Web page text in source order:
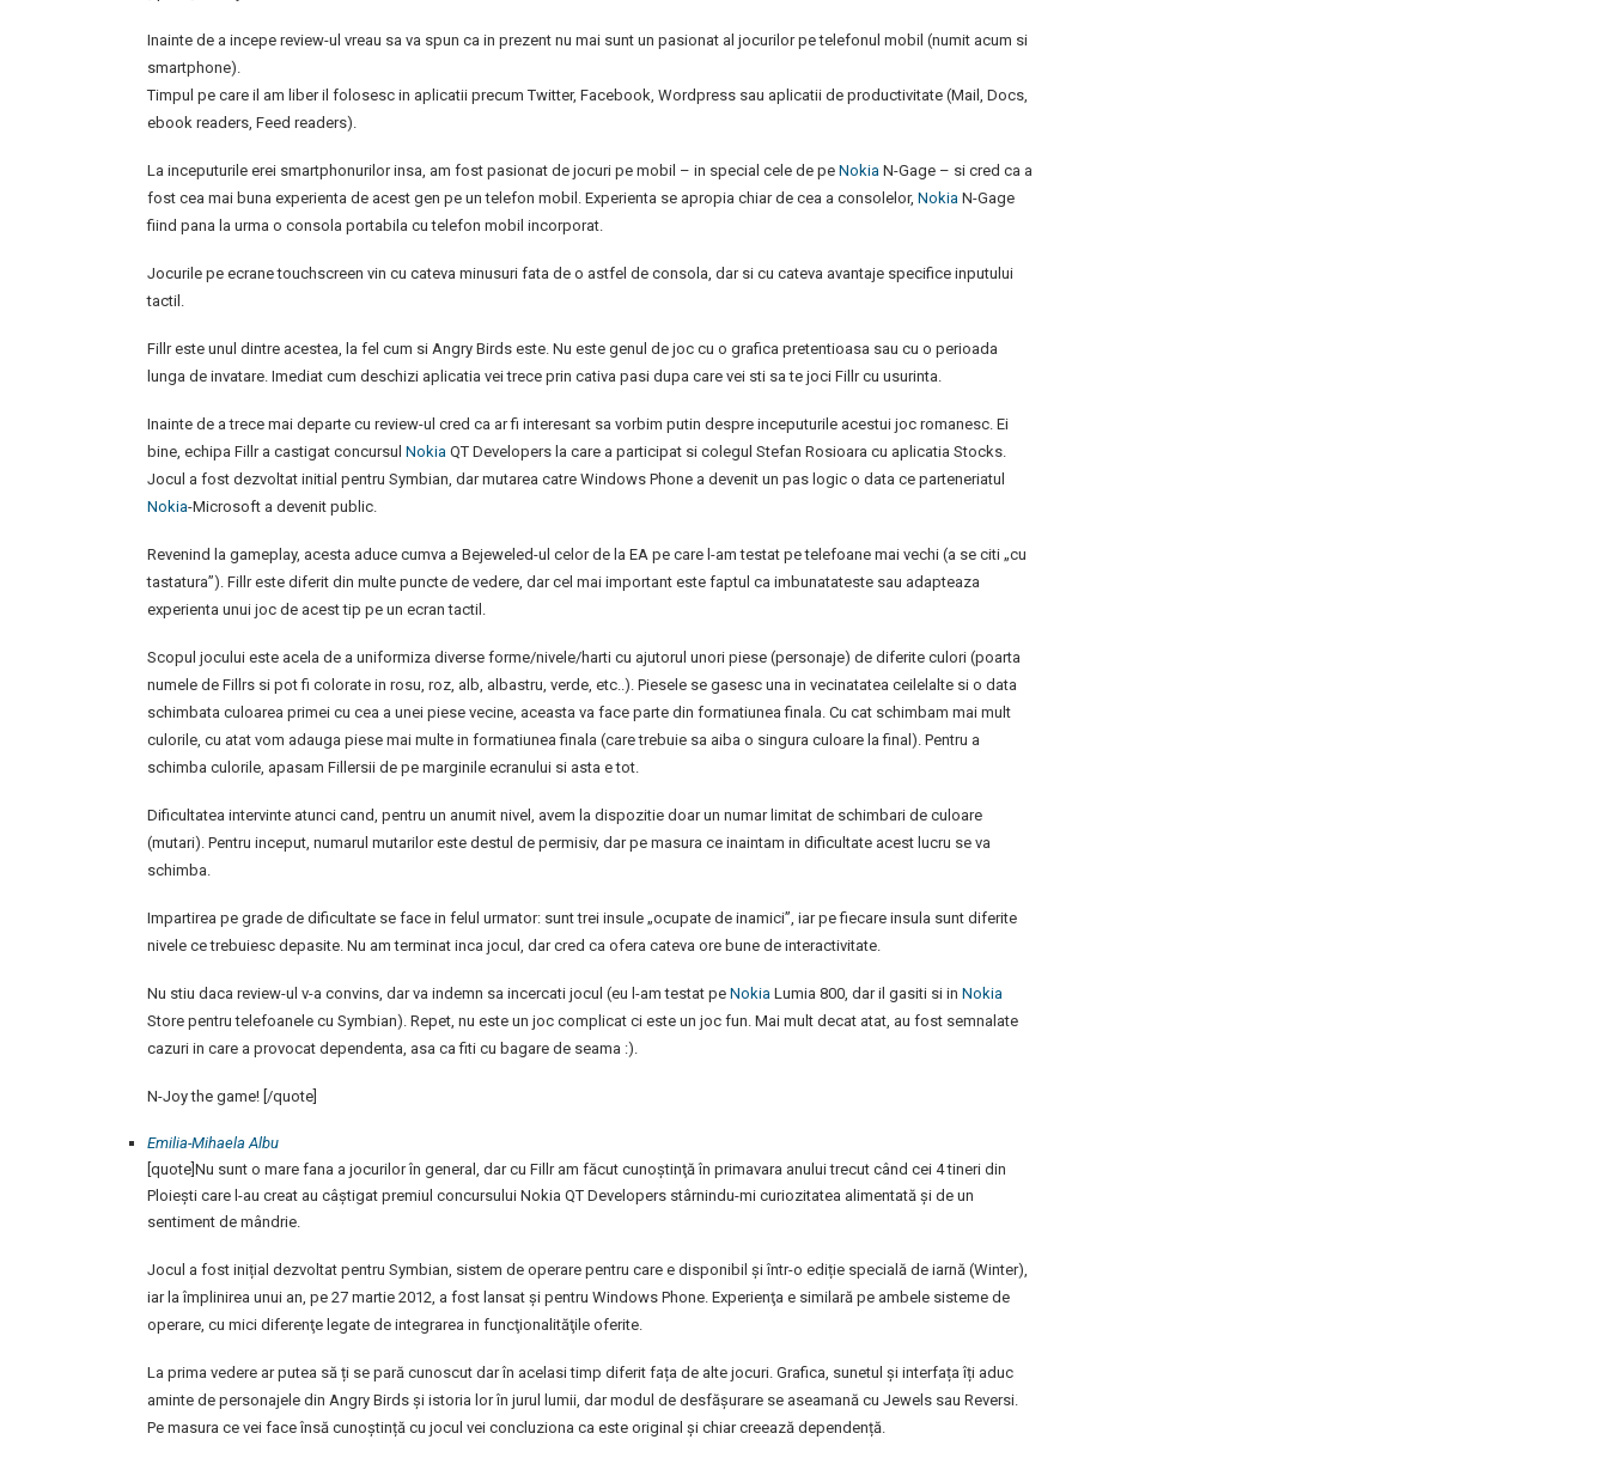
Inainte de a incepe review-ul vreau sa va spun ca in prezent nu mai sunt un pasionat al jocurilor pe telefonul mobil (numit acum si
smartphone).
Timpul pe care il am liber il folosesc in aplicatii precum Twitter, Facebook, Wordpress sau aplicatii de productivitate (Mail, Docs,
ebook readers, Feed readers).
La inceputurile erei smartphonurilor insa, am fost pasionat de jocuri pe mobil – in special cele de pe Nokia N-Gage – si cred ca a
fost cea mai buna experienta de acest gen pe un telefon mobil. Experienta se apropia chiar de cea a consolelor, Nokia N-Gage
fiind pana la urma o consola portabila cu telefon mobil incorporat.
Jocurile pe ecrane touchscreen vin cu cateva minusuri fata de o astfel de consola, dar si cu cateva avantaje specifice inputului
tactil.
Fillr este unul dintre acestea, la fel cum si Angry Birds este. Nu este genul de joc cu o grafica pretentioasa sau cu o perioada
lunga de invatare. Imediat cum deschizi aplicatia vei trece prin cativa pasi dupa care vei sti sa te joci Fillr cu usurinta.
Inainte de a trece mai departe cu review-ul cred ca ar fi interesant sa vorbim putin despre inceputurile acestui joc romanesc. Ei
bine, echipa Fillr a castigat concursul Nokia QT Developers la care a participat si colegul Stefan Rosioara cu aplicatia Stocks.
Jocul a fost dezvoltat initial pentru Symbian, dar mutarea catre Windows Phone a devenit un pas logic o data ce parteneriatul
Nokia-Microsoft a devenit public.
Revenind la gameplay, acesta aduce cumva a Bejeweled-ul celor de la EA pe care l-am testat pe telefoane mai vechi (a se citi „cu
tastatura”). Fillr este diferit din multe puncte de vedere, dar cel mai important este faptul ca imbunatateste sau adapteaza
experienta unui joc de acest tip pe un ecran tactil.
Scopul jocului este acela de a uniformiza diverse forme/nivele/harti cu ajutorul unori piese (personaje) de diferite culori (poarta
numele de Fillrs si pot fi colorate in rosu, roz, alb, albastru, verde, etc..). Piesele se gasesc una in vecinatatea ceilelalte si o data
schimbata culoarea primei cu cea a unei piese vecine, aceasta va face parte din formatiunea finala. Cu cat schimbam mai mult
culorile, cu atat vom adauga piese mai multe in formatiunea finala (care trebuie sa aiba o singura culoare la final). Pentru a
schimba culorile, apasam Fillersii de pe marginile ecranului si asta e tot.
Dificultatea intervinte atunci cand, pentru un anumit nivel, avem la dispozitie doar un numar limitat de schimbari de culoare
(mutari). Pentru inceput, numarul mutarilor este destul de permisiv, dar pe masura ce inaintam in dificultate acest lucru se va
schimba.
Impartirea pe grade de dificultate se face in felul urmator: sunt trei insule „ocupate de inamici”, iar pe fiecare insula sunt diferite
nivele ce trebuiesc depasite. Nu am terminat inca jocul, dar cred ca ofera cateva ore bune de interactivitate.
Nu stiu daca review-ul v-a convins, dar va indemn sa incercati jocul (eu l-am testat pe Nokia Lumia 800, dar il gasiti si in Nokia
Store pentru telefoanele cu Symbian). Repet, nu este un joc complicat ci este un joc fun. Mai mult decat atat, au fost semnalate
cazuri in care a provocat dependenta, asa ca fiti cu bagare de seama :).
N-Joy the game! [/quote]
Emilia-Mihaela Albu
[quote]Nu sunt o mare fana a jocurilor în general, dar cu Fillr am făcut cunoştinţă în primavara anului trecut când cei 4 tineri din
Ploieşti care l-au creat au câştigat premiul concursului Nokia QT Developers stârnindu-mi curiozitatea alimentată şi de un
sentiment de mândrie.
Jocul a fost inițial dezvoltat pentru Symbian, sistem de operare pentru care e disponibil și într-o ediție specială de iarnă (Winter),
iar la împlinirea unui an, pe 27 martie 2012, a fost lansat și pentru Windows Phone. Experienţa e similară pe ambele sisteme de
operare, cu mici diferenţe legate de integrarea in funcţionalităţile oferite.
La prima vedere ar putea să ți se pară cunoscut dar în acelasi timp diferit fața de alte jocuri. Grafica, sunetul și interfața îți aduc
aminte de personajele din Angry Birds și istoria lor în jurul lumii, dar modul de desfășurare se aseamană cu Jewels sau Reversi.
Pe masura ce vei face însă cunoștință cu jocul vei concluziona ca este original și chiar creează dependență.